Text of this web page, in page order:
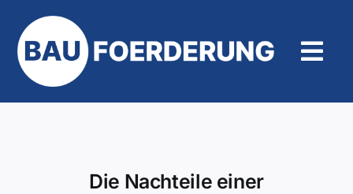
Inhalt
springen
Die Nachteile einer